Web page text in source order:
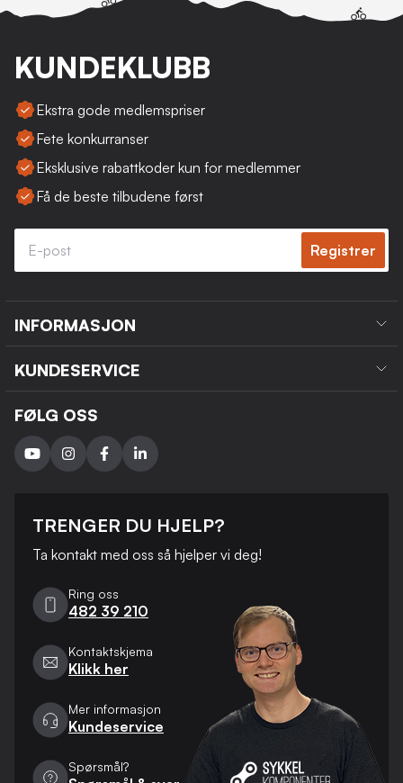
KUNDEKLUBB
Ekstra gode medlemspriser
Fete konkurranser
Eksklusive rabattkoder kun for medlemmer
Få de beste tilbudene først
Registrer
INFORMASJON
KUNDESERVICE
FØLG OSS
TRENGER DU HJELP?
Ta kontakt med oss ​​så hjelper vi deg!
Ring oss
482 39 210
Kontaktskjema
Klikk her
Mer informasjon
Kundeservice
Spørsmål?